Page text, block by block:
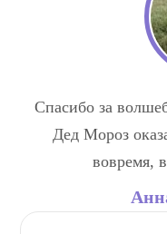
Спасибо за
Дед Мороз
вовремя,